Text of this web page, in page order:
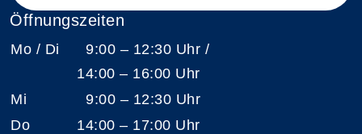
Öffnungszeiten
Mo / Di
9:00 – 12:30 Uhr /
14:00 – 16:00 Uhr
Mi
9:00 – 12:30 Uhr
Do
14:00 – 17:00 Uhr